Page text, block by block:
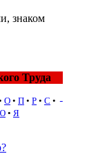
знаком
Труда
О • П • Р • С •
• Я